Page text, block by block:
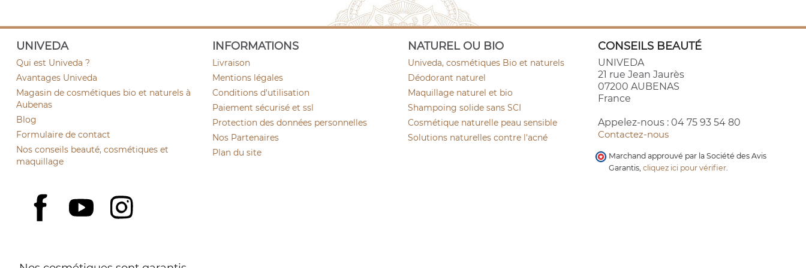
(9 avis)
UNIVEDA
Qui est Univeda ?
Avantages Univeda
Magasin de cosmétiques bio et naturels à
Aubenas
Blog
Formulaire de contact
Nos conseils beauté, cosmétiques et
maquillage
INFORMATIONS
Livraison
Mentions légales
Conditions d'utilisation
Paiement sécurisé et ssl
Protection des données personnelles
Nos Partenaires
Plan du site
NATUREL OU BIO
Univeda, cosmétiques Bio et naturels
Déodorant naturel
Maquillage naturel et bio
Shampoing solide sans SCI
Cosmétique naturelle peau sensible
Solutions naturelles contre l'acné
CONSEILS BEAUTÉ
UNIVEDA
21 rue Jean Jaurès
07200 AUBENAS
France
Appelez-nous : 04 75 93 54 80
Contactez-nous
Facebook
YouTube
Marchand approuvé par la Société des Avis
Garantis, cliquez ici pour vérifier.